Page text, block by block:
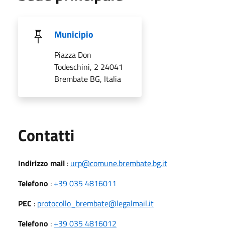
Municipio
Piazza Don
Todeschini, 2 24041
Brembate BG, Italia
Contatti
Indirizzo mail : urp@comune.brembate.bg.it
Telefono : +39 035 4816011
PEC : protocollo_brembate@legalmail.it
Telefono : +39 035 4816012